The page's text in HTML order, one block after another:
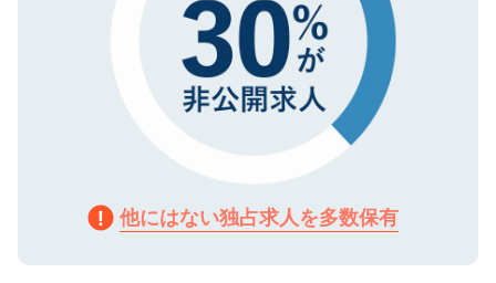
他にはない独占求人を多数保有